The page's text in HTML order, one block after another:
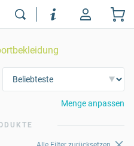
Menge anpassen